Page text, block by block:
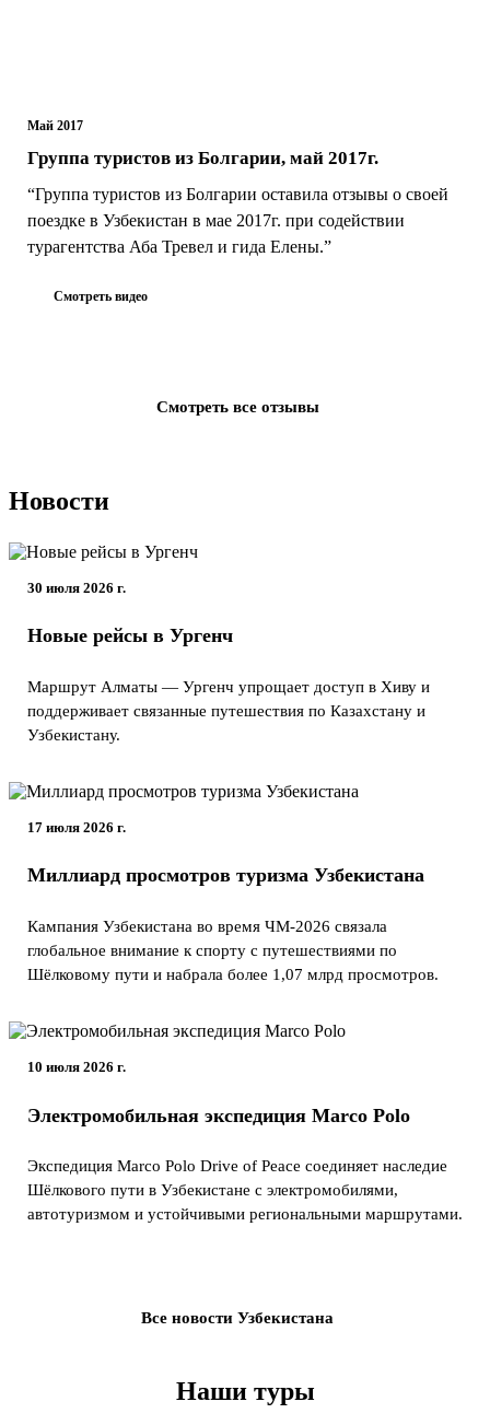
Май 2017
Группа туристов из Болгарии, май 2017г.
“Группа туристов из Болгарии оставила отзывы о своей
поездке в Узбекистан в мае 2017г. при содействии
турагентства Аба Тревел и гида Елены.”
Смотреть видео
Смотреть все отзывы
Новости
30 июля 2026 г.
Новые рейсы в Ургенч
Маршрут Алматы — Ургенч упрощает доступ в Хиву и
поддерживает связанные путешествия по Казахстану и
Узбекистану.
17 июля 2026 г.
Миллиард просмотров туризма Узбекистана
Кампания Узбекистана во время ЧМ-2026 связала
глобальное внимание к спорту с путешествиями по
Шёлковому пути и набрала более 1,07 млрд просмотров.
10 июля 2026 г.
Электромобильная экспедиция Marco Polo
Экспедиция Marco Polo Drive of Peace соединяет наследие
Шёлкового пути в Узбекистане с электромобилями,
автотуризмом и устойчивыми региональными маршрутами.
Все новости Узбекистана
Наши туры